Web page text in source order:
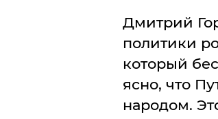
Дмитрий
политики
который
ясно, что
народом.